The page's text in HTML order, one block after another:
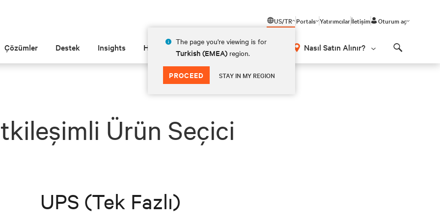
US/TR
The page you're viewing is for
Turkish (EMEA) region.
PROCEED STAY IN MY REGION
Portals Yatırımcılarİletişim Oturum aç
Çözümler Destek Insights Hakkında Nasıl Satın Alınır?
Ürün Seçici
UPS (Tek Fazlı)